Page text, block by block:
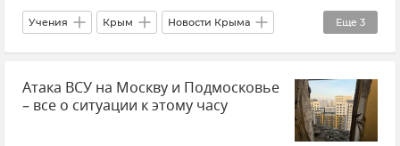
Еще 3
Учения Крым Новости Крыма
Кировский район Крыма
Безопасность Республики Крым и Севастополя
Атака ВСУ на Москву и Подмосковье
– все о ситуации к этому часу